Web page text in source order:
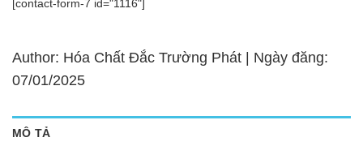
[contact-form-7 id="1116"]
Author: Hóa Chất Đắc Trường Phát | Ngày đăng:
07/01/2025
MÔ TẢ